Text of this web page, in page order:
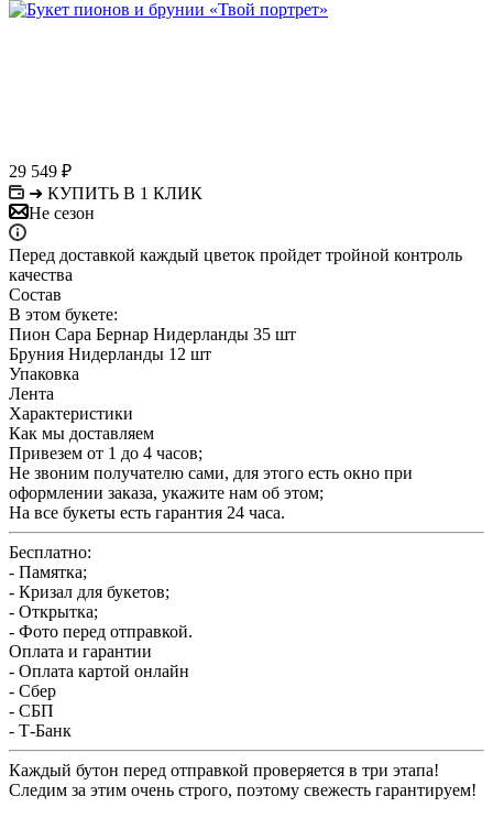
29 549 ₽
➜ КУПИТЬ В 1 КЛИК
Не сезон
Перед доставкой каждый цветок пройдет тройной контроль
качества
Состав
В этом букете:
Пион Сара Бернар Нидерланды 35 шт
Бруния Нидерланды 12 шт
Упаковка
Лента
Характеристики
Как мы доставляем
Привезем от 1 до 4 часов;
Не звоним получателю сами, для этого есть окно при
оформлении заказа, укажите нам об этом;
На все букеты есть гарантия 24 часа.
Бесплатно:
- Памятка;
- Кризал для букетов;
- Открытка;
- Фото перед отправкой.
Оплата и гарантии
- Оплата картой онлайн
- Сбер
- СБП
- Т-Банк
Каждый бутон перед отправкой проверяется в три этапа!
Следим за этим очень строго, поэтому свежесть гарантируем!